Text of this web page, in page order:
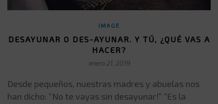
IMAGE
DESAYUNAR O DES-AYUNAR. Y TÚ, ¿QUÉ VAS A
HACER?
enero 21, 2019
Desde pequeños, nuestras madres y abuelas nos
han dicho: “No te vayas sin desayunar!” “Es la